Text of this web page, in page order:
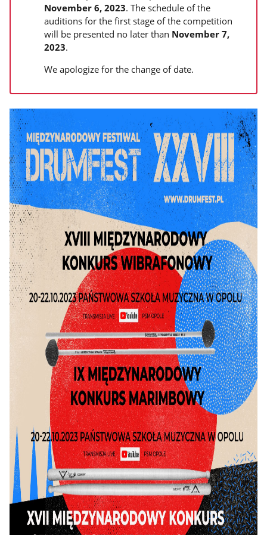
November 6, 2023. The schedule of the
auditions for the first stage of the competition
will be presented no later than November 7,
2023.
We apologize for the change of date.